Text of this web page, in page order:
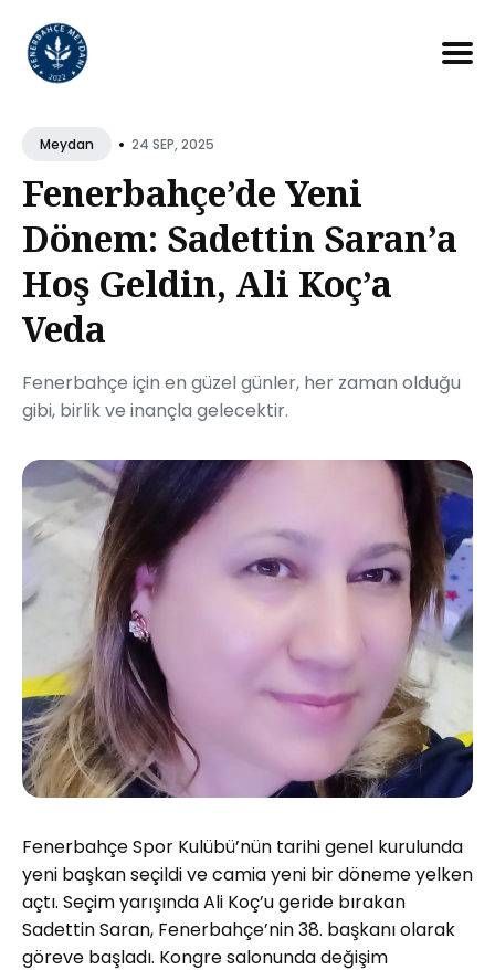
Blog
Meydan • 24 SEP, 2025
Fenerbahçe’de Yeni
Dönem: Sadettin Saran’a
Hoş Geldin, Ali Koç’a
Veda
Fenerbahçe için en güzel günler, her zaman olduğu
gibi, birlik ve inançla gelecektir.
Fenerbahçe Spor Kulübü’nün tarihi genel kurulunda
yeni başkan seçildi ve camia yeni bir döneme yelken
açtı. Seçim yarışında Ali Koç’u geride bırakan
Sadettin Saran, Fenerbahçe’nin 38. başkanı olarak
göreve başladı. Kongre salonunda değişim